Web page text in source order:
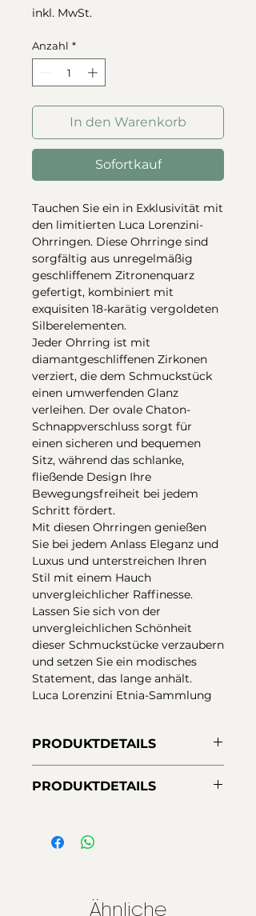
inkl. MwSt.
Anzahl *
In den Warenkorb
Sofortkauf
Tauchen Sie ein in Exklusivität mit
den limitierten Luca Lorenzini-
Ohrringen. Diese Ohrringe sind
sorgfältig aus unregelmäßig
geschliffenem Zitronenquarz
gefertigt, kombiniert mit
exquisiten 18-karätig vergoldeten
Silberelementen.
Jeder Ohrring ist mit
diamantgeschliffenen Zirkonen
verziert, die dem Schmuckstück
einen umwerfenden Glanz
verleihen. Der ovale Chaton-
Schnappverschluss sorgt für
einen sicheren und bequemen
Sitz, während das schlanke,
fließende Design Ihre
Bewegungsfreiheit bei jedem
Schritt fördert.
Mit diesen Ohrringen genießen
Sie bei jedem Anlass Eleganz und
Luxus und unterstreichen Ihren
Stil mit einem Hauch
unvergleichlicher Raffinesse.
Lassen Sie sich von der
unvergleichlichen Schönheit
dieser Schmuckstücke verzaubern
und setzen Sie ein modisches
Statement, das lange anhält.
Luca Lorenzini Etnia-Sammlung
PRODUKTDETAILS
Sterlingsilber mit 18-karätiger
geschliffenem Zitronenquarz als
Schnappverschluss, Gesamtlänge
PRODUKTDETAILS
Maße:
3,7 cm
Diamantschliff-Zirkonia
Ähnliche